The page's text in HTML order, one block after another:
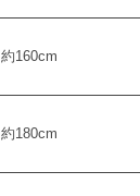
約160cm
約180cm